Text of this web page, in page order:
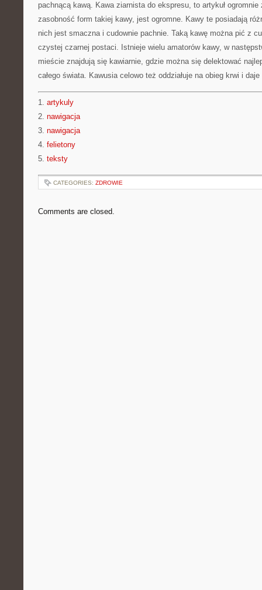
pachnącą kawą. Kawa ziarnista do ekspresu, to artykuł
zasobność form takiej kawy, jest ogromne. Kawy te posiadają
nich jest smaczna i cudownie pachnie. Taką kawę można pić z
czystej czarnej postaci. Istnieje wielu amatorów kawy, w
mieście znajdują się kawiarnie, gdzie można się delektować
całego świata. Kawusia celowo też oddziałuje na obieg krwi i
1. artykuly
2. nawigacja
3. nawigacja
4. felietony
5. teksty
CATEGORIES: ZDROWIE
Comments are closed.